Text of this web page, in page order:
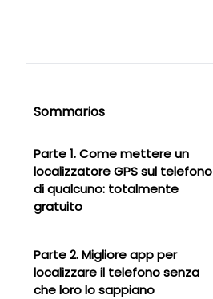
Sommarios
Parte 1. Come mettere un
localizzatore GPS sul telefono
di qualcuno: totalmente
gratuito
Parte 2. Migliore app per
localizzare il telefono senza
che loro lo sappiano